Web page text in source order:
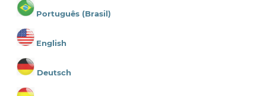
Português (Brasil)
English
Deutsch